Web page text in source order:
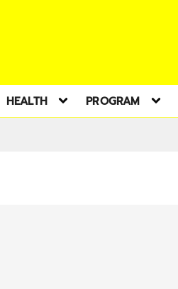
HEALTH PROGRAM